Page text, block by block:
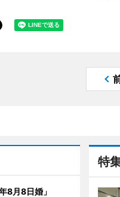
特
8月8日婚」